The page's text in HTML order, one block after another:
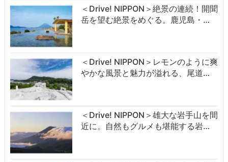
＜Drive! NIPPON＞絶景の連続！開聞
岳を望む絶景をめぐる。鹿児島・…
＜Drive! NIPPON＞レモンのように爽
やかな風景と魅力が溢れる、尾道…
＜Drive! NIPPON＞雄大な岩手山を間
近に。自然もグルメも堪能する岩…